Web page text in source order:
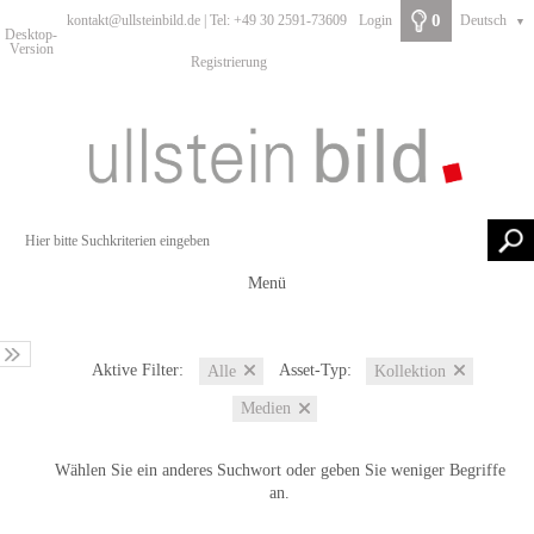
Desktop-
Version
kontakt@ullsteinbild.de | Tel: +49 30 2591-73609 Login
Registrierung
0 Deutsch ▼
Menü
Aktive Filter: Alle Asset-Typ: Kollektion
Medien
Wählen Sie ein anderes Suchwort oder geben Sie weniger Begriffe
an.